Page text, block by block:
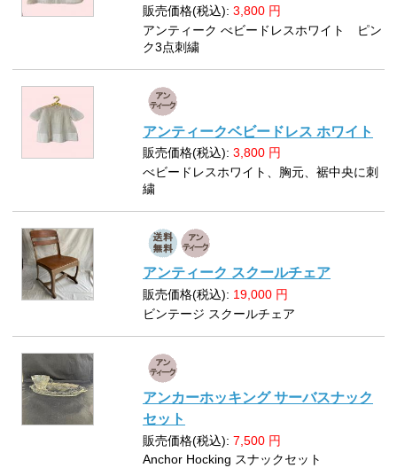
販売価格(税込): 3,800 円
アンティーク べビードレスホワイト ピン
ク3点刺繍
アンティークベビードレス ホワイト
販売価格(税込): 3,800 円
べビードレスホワイト、胸元、裾中央に刺
繍
アンティーク スクールチェア
販売価格(税込): 19,000 円
ビンテージ スクールチェア
アンカーホッキング サーバスナック
セット
販売価格(税込): 7,500 円
Anchor Hocking スナックセット